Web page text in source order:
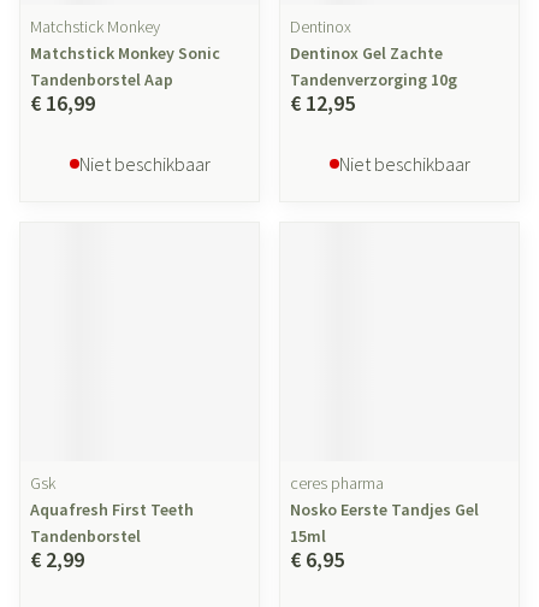
Matchstick Monkey
Matchstick Monkey Sonic
Tandenborstel Aap
€ 16,99
Niet beschikbaar
Dentinox
Dentinox Gel Zachte
Tandenverzorging 10g
€ 12,95
Niet beschikbaar
Gsk
Aquafresh First Teeth
Tandenborstel
€ 2,99
ceres pharma
Nosko Eerste Tandjes Gel
15ml
€ 6,95